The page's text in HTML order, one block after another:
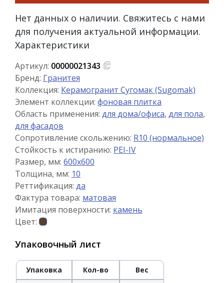
Нет данных о наличии. Свяжитесь с нами
для получения актуальной информации.
Характеристики
Артикул: 00000021343
Бренд: Гранитея
Коллекция: Керамогранит Сугомак (Sugomak)
Элемент коллекции: фоновая плитка
Область применения: для дома/офиса, для пола,
для фасадов
Сопротивление скольжению: R10 (нормальное)
Стойкость к истиранию: PEI-IV
Размер, мм: 600x600
Толщина, мм: 10
Реттификация: да
Фактура товара: матовая
Имитация поверхности: камень
Цвет:
Упаковочный лист
Упаковка Кол-во Вес